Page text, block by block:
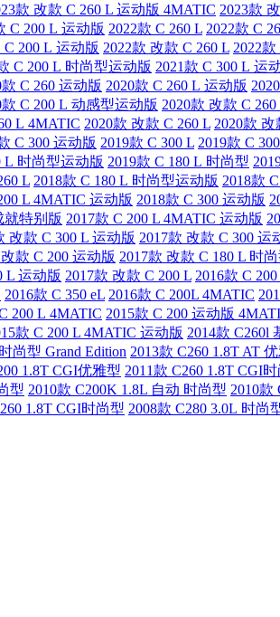
款 改款 C 260 L 运动版 4MATIC 2023款
C 200 L 运动版 2022款 C 260 L 2022款 C
C 200 L 运动版 2022款 改款 C 260 L 2022
C 200 L 时尚型运动版 2021款 C 300 L 运
款 C 260 运动版 2020款 C 260 L 运动版
款 C 200 L 动感型运动版 2020款 改款 C
L 4MATIC 2020款 改款 C 260 L 2020款
C 300 运动版 2019款 C 300 L 2019款 C
L 时尚型运动版 2019款 C 180 L 时尚型
L 2018款 C 180 L 时尚型运动版 2018款
L 4MATIC 运动版 2018款 C 300 运动版
就特别版 2017款 C 200 L 4MATIC 运动版
改款 C 300 L 运动版 2017款 改款 C 300 运
款 C 200 运动版 2017款 改款 C 180 L 时
L 运动版 2017款 改款 C 200 L 2016款 C
2016款 C 350 eL 2016款 C 200L 4MATIC
200 L 4MATIC 2015款 C 200 运动版
款 C 200 L 4MATIC 运动版 2014款 C260l
尚型 Grand Edition 2013款 C260 1.8T AT
1.8T CGI优雅型 2011款 C260 1.8T CGI
型 2010款 C200K 1.8L 自动 时尚型 2010款
1.8T CGI时尚型 2008款 C280 3.0L 时尚